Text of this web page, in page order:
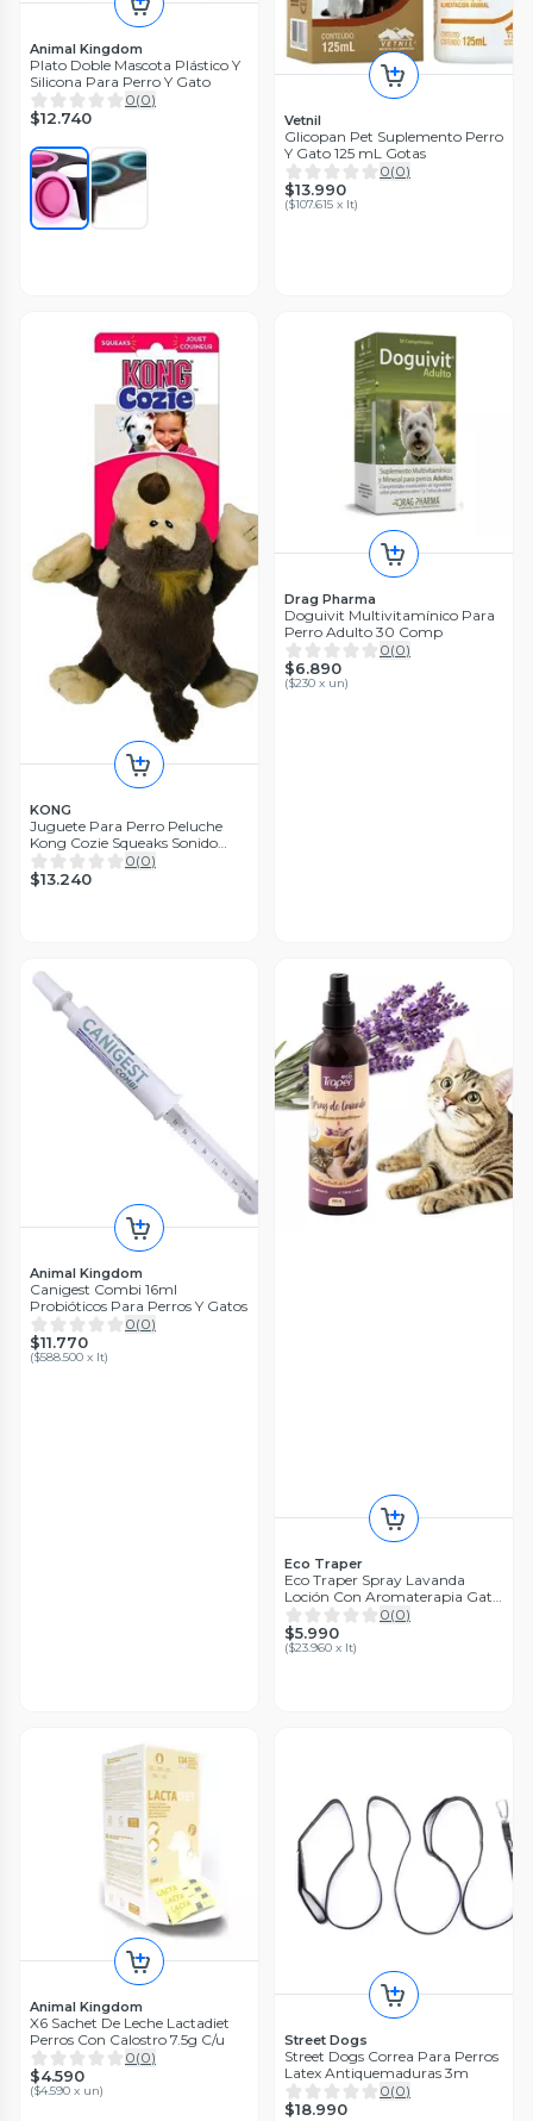
Animal Kingdom
Plato Doble Mascota Plástico Y
Silicona Para Perro Y Gato
0(0)
$12.740 Vetnil
Glicopan Pet Suplemento Perro
Y Gato 125 mL Gotas
0(0)
$13.990
($107.615 x lt)
KONG
Juguete Para Perro Peluche
Kong Cozie Squeaks Sonido
Talla M
0(0)
$13.240
Drag Pharma
Doguivit Multivitamínico Para
Perro Adulto 30 Comp
0(0)
$6.890
($230 x un)
Animal Kingdom
Canigest Combi 16ml
Probióticos Para Perros Y Gatos
0(0)
$11.770
($588.500 x lt)
Eco Traper
Eco Traper Spray Lavanda
Loción Con Aromaterapia Gato
250ml
0(0)
$5.990
($23.960 x lt)
Animal Kingdom
X6 Sachet De Leche Lactadiet
Perros Con Calostro 7.5g C/u
0(0)
$4.590
($4.590 x un)
Street Dogs
Street Dogs Correa Para Perros
Latex Antiquemaduras 3m
0(0)
$18.990